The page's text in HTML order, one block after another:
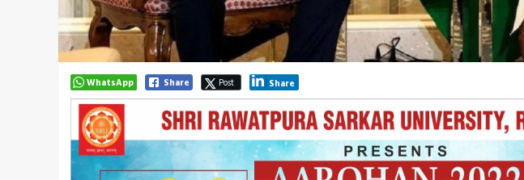
WhatsApp Share Post Share